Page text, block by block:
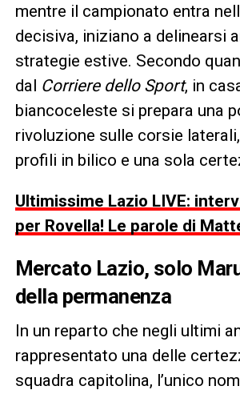
mentre il campionato entra
decisiva, iniziano a delinearsi
strategie estive. Secondo
dal Corriere dello Sport, in
biancoceleste si prepara una
rivoluzione sulle corsie
profili in bilico e una sola
Ultimissime Lazio LIVE:
per Rovella! Le parole di
Mercato Lazio, solo
della permanenza
In un reparto che negli ultimi
rappresentato una delle
squadra capitolina, l’unico